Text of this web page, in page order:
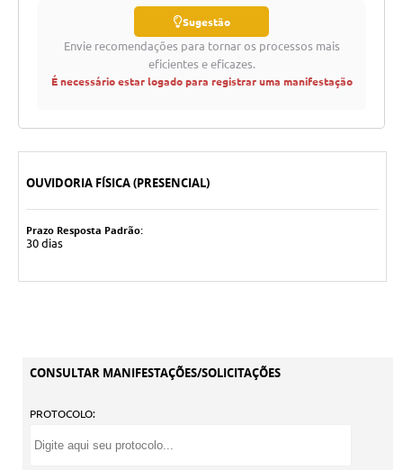
Sugestão
Envie recomendações para tornar os processos mais
eficientes e eficazes.
É necessário estar logado para registrar uma manifestação
OUVIDORIA FÍSICA (PRESENCIAL)
Prazo Resposta Padrão:
30 dias
CONSULTAR MANIFESTAÇÕES/SOLICITAÇÕES
PROTOCOLO: